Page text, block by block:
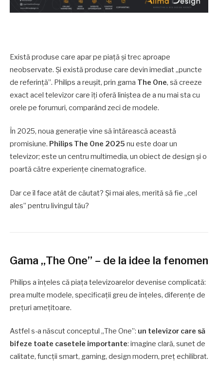
Există produse care apar pe piață și trec aproape
neobservate. Și există produse care devin imediat „puncte
de referință”. Philips a reușit, prin gama The One, să creeze
exact acel televizor care îți oferă liniștea de a nu mai sta cu
orele pe forumuri, comparând zeci de modele.
În 2025, noua generație vine să întărească această
promisiune. Philips The One 2025 nu este doar un
televizor; este un centru multimedia, un obiect de design și o
poartă către experiențe cinematografice.
Dar ce îl face atât de căutat? Și mai ales, merită să fie „cel
ales” pentru livingul tău?
Gama „The One” – de la idee la fenomen
Philips a înțeles că piața televizoarelor devenise complicată:
prea multe modele, specificații greu de înțeles, diferențe de
prețuri amețitoare.
Astfel s-a născut conceptul „The One”: un televizor care să
bifeze toate casetele importante: imagine clară, sunet de
calitate, funcții smart, gaming, design modern, preț echilibrat.